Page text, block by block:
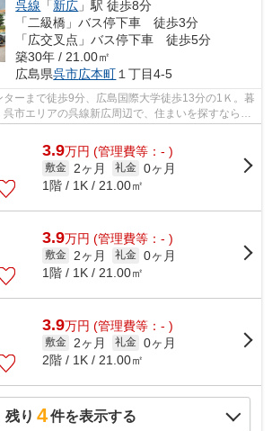
呉線 「新広 」駅 徒歩8分
「二級橋」バス停下車 徒歩3分
「広交叉点」バス停下車 徒歩5分
築30年 / 21.00㎡
広島県呉市広本町１丁目4-5
ターまで徒歩9分、広島国際大学徒歩13分の1Ｋ。暮
市エリアの呉線新広周辺で、住まいを探すなら、
。いつでも0...
3.9万円 (管理費等：- )
敷金 2ヶ月 礼金 0ヶ月
1階 / 1K / 21.00㎡
3.9万円 (管理費等：- )
敷金 2ヶ月 礼金 0ヶ月
1階 / 1K / 21.00㎡
3.9万円 (管理費等：- )
敷金 2ヶ月 礼金 0ヶ月
2階 / 1K / 21.00㎡
残り 4件を表示する